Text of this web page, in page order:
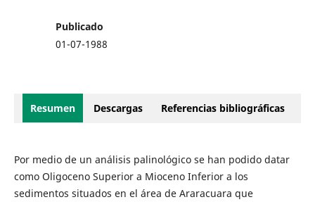
Publicado
01-07-1988
Resumen Descargas Referencias bibliográficas
Por medio de un análisis palinológico se han podido datar
como Oligoceno Superior a Mioceno Inferior a los
sedimentos situados en el área de Araracuara que